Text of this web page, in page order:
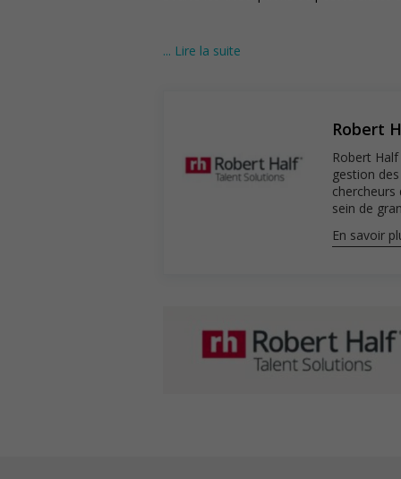
... Lire la suite
Robert
Robert
gestion
sein de
En savoir